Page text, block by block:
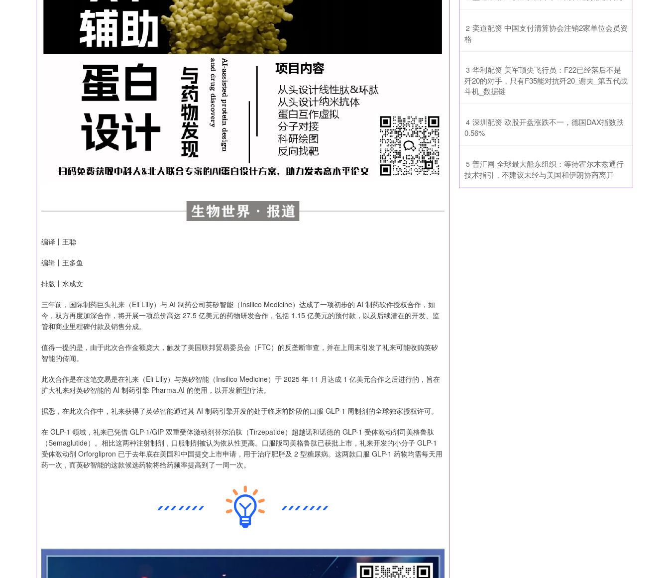
编译丨王聪
编辑丨王多鱼
排版丨水成文
三年前，国际制药巨头礼来（Eli Lilly）与 AI 制药公司英矽智能（Insilico Medicine）达成了一项初步的 AI 制药软件授权合作，如
今，双方再度加深合作，将开展一项总价高达 27.5 亿美元的药物研发合作，包括 1.15 亿美元的预付款，以及后续潜在的开发、监
管和商业里程碑付款及销售分成。
值得一提的是，由于此次合作金额庞大，触发了美国联邦贸易委员会（FTC）的反垄断审查，并在上周末引发了礼来可能收购英矽
智能的传闻。
此次合作是在这笔交易是在礼来（Eli Lilly）与英矽智能（Insilico Medicine）于 2025 年 11 月达成 1 亿美元合作之后进行的，旨在
扩大礼来对英矽智能的 AI 制药引擎 Pharma.AI 的使用，以开发新型疗法。
据悉，在此次合作中，礼来获得了英矽智能通过其 AI 制药引擎开发的处于临床前阶段的口服 GLP-1 周制剂的全球独家授权许可。
在 GLP-1 领域，礼来已凭借 GLP-1/GIP 双重受体激动剂替尔泊肽（Tirzepatide）超越诺和诺德的 GLP-1 受体激动剂司美格鲁肽
（Semaglutide）。相比这两种注射制剂，口服制剂被认为依从性更高。口服版司美格鲁肽已获批上市，礼来开发的小分子 GLP-1
受体激动剂 Orforglipron 已于‌去年底‌在美国和中国提交上市申请，用于治疗肥胖及 2 型糖尿病。这两款口服 GLP-1 药物均需每天用
药一次，而英矽智能的这款候选药物将给药频率提高到了一周一次。
2 ​奕道配资 中国支付清算协会注销2家单位会员资
格
3 ​华利配资 美军顶尖飞行员：F22已经落后不是
歼20的对手，只有F35能对抗歼20_谢夫_第五代战
斗机_数据链
4 ​深圳配资 欧股开盘涨跌不一，德国DAX指数跌
0.56%
5 ​普汇网 全球最大船东组织：等待霍尔木兹通行
技术指引，不建议未经与美国和伊朗协商离开